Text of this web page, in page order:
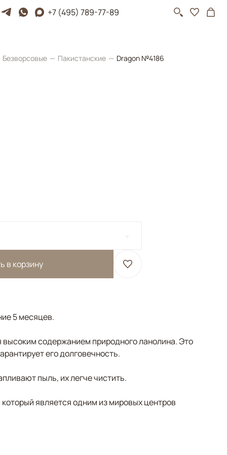
+7 (495) 789-77-89
Безворсовые Пакистанские Dragon №4186
в корзину
5 месяцев.
содержанием природного ланолина. Это
его долговечность.
пыль, их легче чистить.
является одним из мировых центров